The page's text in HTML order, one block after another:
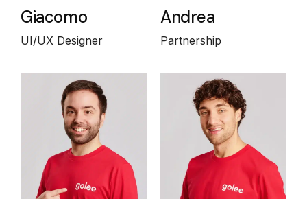
Giacomo
UI/UX Designer
Andrea
Partnership